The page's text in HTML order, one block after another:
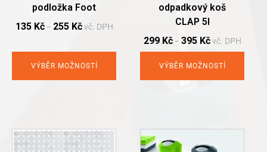
podložka Foot
135 Kč– 255 Kč vč. DPH
VÝBĚR MOŽNOSTÍ
product
page
odpadkový koš
CLAP 5l
299 Kč– 395 Kč vč. DPH
VÝBĚR MOŽNOSTÍ
product
This
product
This
product